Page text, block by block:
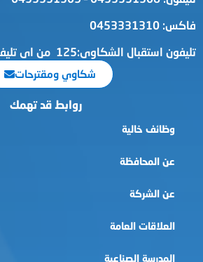
فاكس: 0453331310
تليفون استقبال الشكاوى:125 من اى تليفون ارضى او محمول
شكاوي ومقترحات
روابط قد تهمك
وظائف خالية
عن المحافظة
عن الشركة
العلاقات العامة
المدرسة الصناعية